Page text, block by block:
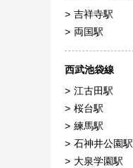
吉祥寺駅
両国駅
西武池袋線
江古田駅
桜台駅
練馬駅
石神井公園駅
大泉学園駅